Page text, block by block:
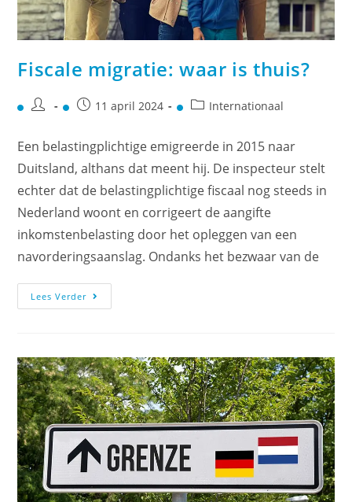
Fiscale migratie: waar is thuis?
11 april 2024 Internationaal
Een belastingplichtige emigreerde in 2015 naar
Duitsland, althans dat meent hij. De inspecteur stelt
echter dat de belastingplichtige fiscaal nog steeds in
Nederland woont en corrigeert de aangifte
inkomstenbelasting door het opleggen van een
navorderingsaanslag. Ondanks het bezwaar van de
Lees Verder